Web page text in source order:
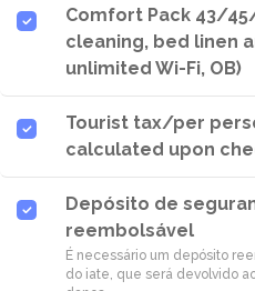
Comfort Pack 43/
cleaning, bed linen
unlimited Wi-Fi, OB)
Tourist tax/per
calculated upon
Depósito de
reembolsável
É necessário um depósito
do iate, que será devolvido